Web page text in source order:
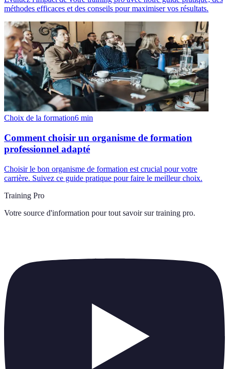
méthodes efficaces et des conseils pour maximiser vos résultats.
Choix de la formation6 min
Comment choisir un organisme de formation
professionnel adapté
Choisir le bon organisme de formation est crucial pour votre
carrière. Suivez ce guide pratique pour faire le meilleur choix.
Training Pro
Votre source d'information pour tout savoir sur training pro.